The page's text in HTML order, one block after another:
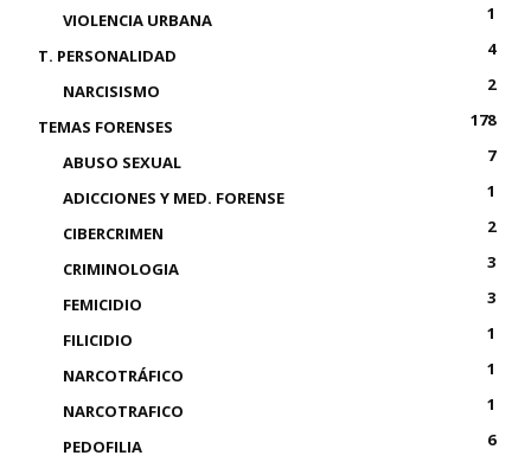
VIOLENCIA URBANA
1
T. PERSONALIDAD
4
NARCISISMO
2
TEMAS FORENSES
178
ABUSO SEXUAL
7
ADICCIONES Y MED. FORENSE
1
CIBERCRIMEN
2
CRIMINOLOGIA
3
FEMICIDIO
3
FILICIDIO
1
NARCOTRÁFICO
1
NARCOTRAFICO
1
PEDOFILIA
6